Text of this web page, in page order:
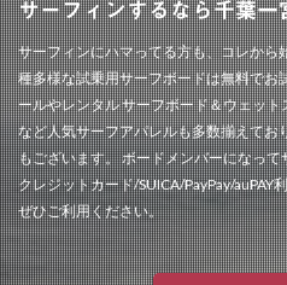
サーフィンするなら千葉
サーフィンにハマってる方も、コレから
種多様な試乗用サーフボードは無料でお
ールやレンタル サーフボード＆ウェット
など人気サーフアパレルも多数揃えてお
もございます。 ボードメンバーになっ
クレジットカード/SUICA/PayPay/auPAY
ぜひご利用ください。